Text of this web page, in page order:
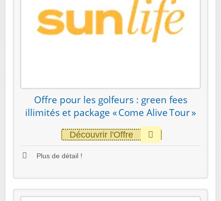
Offre pour les golfeurs : green fees
illimités et package « Come Alive Tour »
Découvrir l'Offre
Plus de détail !